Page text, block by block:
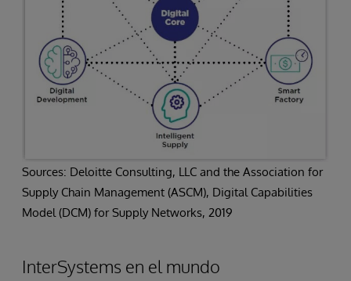
Sources: Deloitte Consulting, LLC and the Association for
Supply Chain Management (ASCM), Digital Capabilities
Model (DCM) for Supply Networks, 2019
InterSystems en el mundo